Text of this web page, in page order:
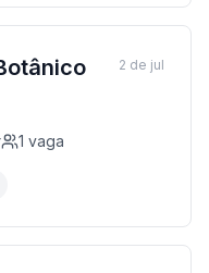
1 vaga
2 de jul